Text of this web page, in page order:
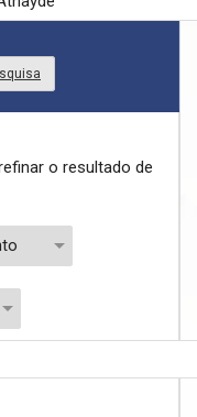
o resultado de